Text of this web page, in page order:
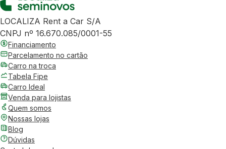
LOCALIZA Rent a Car S/A
CNPJ nº 16.670.085/0001-55
Financiamento
Parcelamento no cartão
Carro na troca
Tabela Fipe
Carro Ideal
Venda para lojistas
Quem somos
Nossas lojas
Blog
Dúvidas